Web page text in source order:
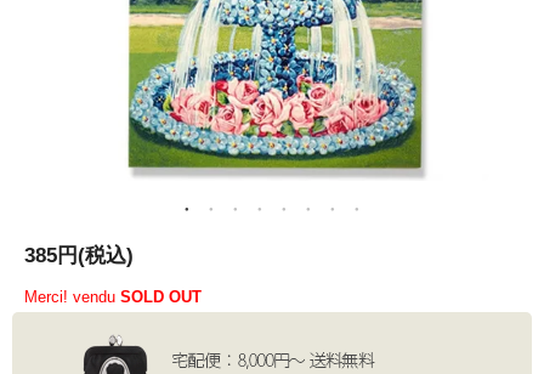
385円(税込)
Merci! vendu SOLD OUT